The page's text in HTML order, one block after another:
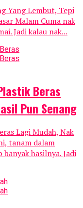
Yang Lembut, Tepi
Malam Cuma nak
Jadi kalau nak...
Beras
Pun Senang
Lagi Mudah, Nak
tanam dalam
hasilnya. Jadi